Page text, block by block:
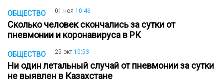
ОБЩЕСТВО 01 ноя 10:46
Сколько человек скончались за сутки от
пневмонии и коронавируса в РК
ОБЩЕСТВО 25 окт 10:53
Ни один летальный случай от пневмонии за сутки
не выявлен в Казахстане